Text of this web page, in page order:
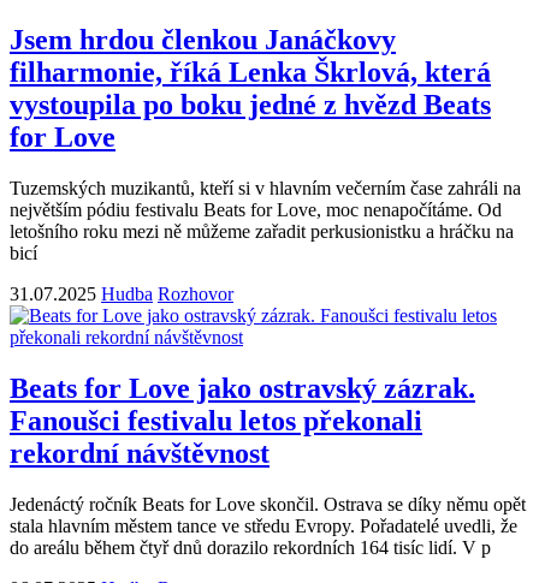
Jsem hrdou členkou Janáčkovy
filharmonie, říká Lenka Škrlová, která
vystoupila po boku jedné z hvězd Beats
for Love
Tuzemských muzikantů, kteří si v hlavním večerním čase zahráli na
největším pódiu festivalu Beats for Love, moc nenapočítáme. Od
letošního roku mezi ně můžeme zařadit perkusionistku a hráčku na
bicí
31.07.2025 Hudba Rozhovor
Beats for Love jako ostravský zázrak.
Fanoušci festivalu letos překonali
rekordní návštěvnost
Jedenáctý ročník Beats for Love skončil. Ostrava se díky němu opět
stala hlavním městem tance ve středu Evropy. Pořadatelé uvedli, že
do areálu během čtyř dnů dorazilo rekordních 164 tisíc lidí. V p